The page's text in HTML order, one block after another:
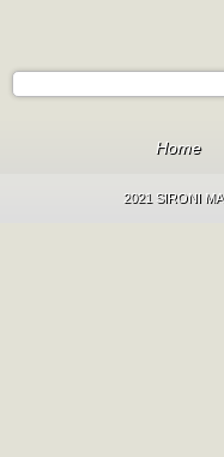
Home
2021 SIRONI